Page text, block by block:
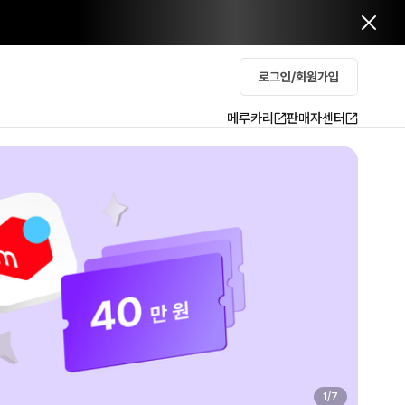
로그인/회원가입
메루카리 판매자센터
2/7